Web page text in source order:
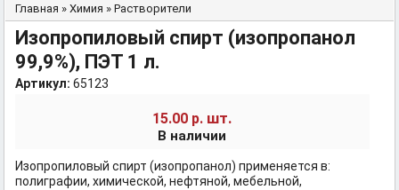
Вы здесь
Главная » Химия » Растворители
Изопропиловый спирт (изопропанол
99,9%), ПЭТ 1 л.
Артикул: 65123
15.00 р. шт.
В наличии
Изопропиловый спирт (изопропанол) применяется в:
полиграфии, химической, нефтяной, мебельной,